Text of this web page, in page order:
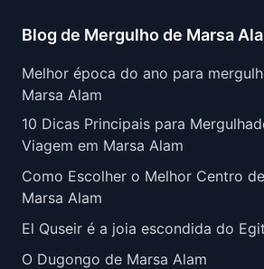
Blog de Mergulho de Marsa
Melhor época do ano para
Marsa Alam
10 Dicas Principais para
Viagem em Marsa Alam
Como Escolher o Melhor Centro
Marsa Alam
El Quseir é a joia escondida do
O Dugongo de Marsa Alam